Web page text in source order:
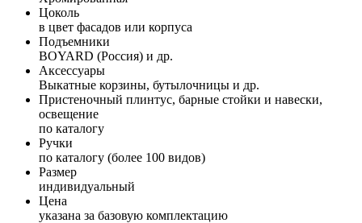
Цоколь
в цвет фасадов или корпуса
Подъемники
BOYARD (Россия) и др.
Аксессуары
Выкатные корзины, бутылочницы и др.
Пристеночный плинтус, барные стойки и навески,
освещение
по каталогу
Ручки
по каталогу (более 100 видов)
Размер
индивидуальный
Цена
указана за базовую комплектацию